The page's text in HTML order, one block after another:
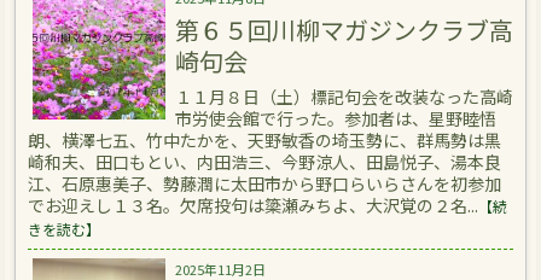
第６５回川柳マガジンクラブ高
崎句会
１１月８日（土）標記句会を改装なった高崎
市労使会館で行った。参加者は、星野睦悟
朗、横澤七五、竹中たかを、天野敏香の埼玉勢に、群馬勢は黒
崎和夫、田口もとい、内田浩三、今野涼人、田島悦子、湯本良
江、石原惠美子、勢藤潤に太田市から野口らいらさんを初参加
でお迎えし１３名。欠席投句は簗瀬みちよ、大沢覚の２名... 【続
きを読む】
2025年11月2日